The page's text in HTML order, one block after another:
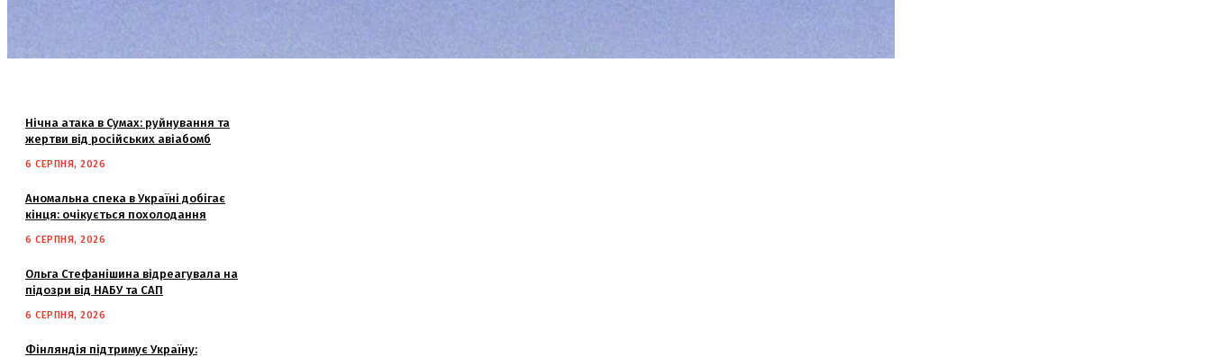
Нічна атака в Сумах: руйнування та
жертви від російських авіабомб
6 СЕРПНЯ, 2026
Аномальна спека в Україні добігає
кінця: очікується похолодання
6 СЕРПНЯ, 2026
Ольга Стефанішина відреагувала на
підозри від НАБУ та САП
6 СЕРПНЯ, 2026
Фінляндія підтримує Україну: